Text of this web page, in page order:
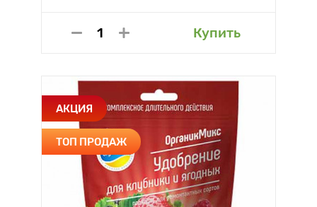
Купить
АКЦИЯ
ТОП ПРОДАЖ